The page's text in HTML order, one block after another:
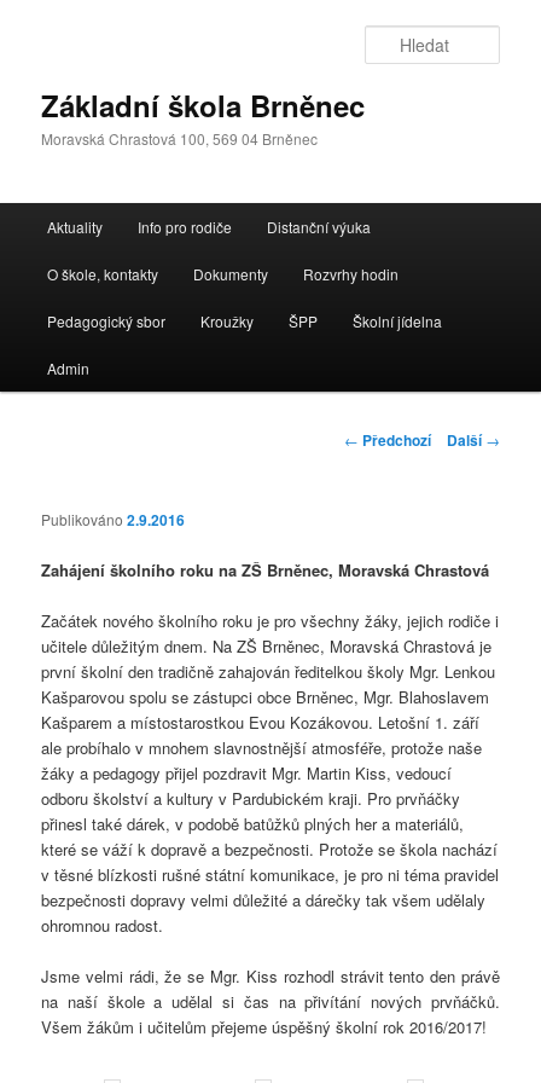
Základní škola Brněnec
Moravská Chrastová 100, 569 04 Brněnec
navigační
Aktuality Info pro rodiče Distanční výuka
O škole, kontakty Dokumenty Rozvrhy hodin
Pedagogický sbor Kroužky ŠPP Školní jídelna
Admin
Navigace
← Předchozí Další→
Publikováno2.9.2016
Zahájení školního roku na ZŠ Brněnec, Moravská Chrastová
Začátek nového školního roku je pro všechny žáky, jejich rodiče i
učitele důležitým dnem. Na ZŠ Brněnec, Moravská Chrastová je
první školní den tradičně zahajován ředitelkou školy Mgr. Lenkou
Kašparovou spolu se zástupci obce Brněnec, Mgr. Blahoslavem
Kašparem a místostarostkou Evou Kozákovou. Letošní 1. září
ale probíhalo v mnohem slavnostnější atmosféře, protože naše
žáky a pedagogy přijel pozdravit Mgr. Martin Kiss, vedoucí
odboru školství a kultury v Pardubickém kraji. Pro prvňáčky
přinesl také dárek, v podobě batůžků plných her a materiálů,
které se váží k dopravě a bezpečnosti. Protože se škola nachází
v těsné blízkosti rušné státní komunikace, je pro ni téma pravidel
bezpečnosti dopravy velmi důležité a dárečky tak všem udělaly
ohromnou radost.
Jsme velmi rádi, že se Mgr. Kiss rozhodl strávit tento den právě
na naší škole a udělal si čas na přivítání nových prvňáčků.
Všem žákům i učitelům přejeme úspěšný školní rok 2016/2017!